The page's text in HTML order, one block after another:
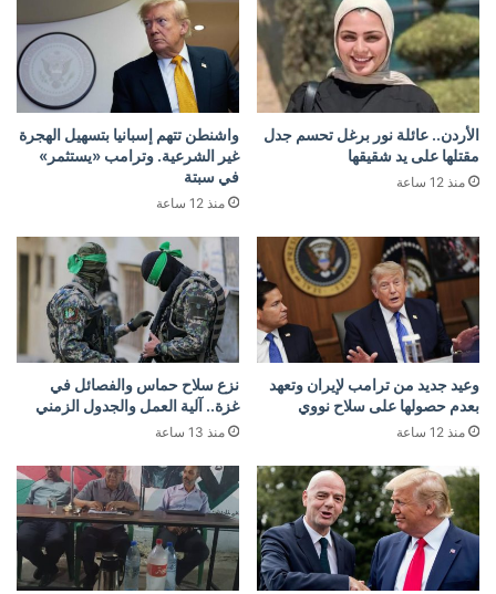
الأردن.. عائلة نور برغل تحسم جدل
مقتلها على يد شقيقها
منذ 12 ساعة
واشنطن تتهم إسبانيا بتسهيل الهجرة
غير الشرعية. وترامب «يستثمر»
في سبتة
منذ 12 ساعة
وعيد جديد من ترامب لإيران وتعهد
بعدم حصولها على سلاح نووي
منذ 12 ساعة
نزع سلاح حماس والفصائل في
غزة.. آلية العمل والجدول الزمني
منذ 13 ساعة